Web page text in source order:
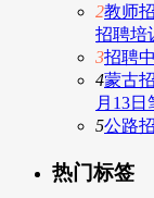
2教师
招聘培
3招聘
4蒙古
月13日
5公路
热门标签